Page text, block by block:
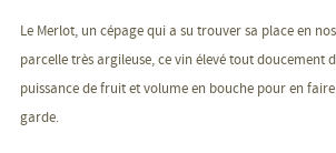
Le Merlot, un cépage qui a su trouver sa place en
parcelle très argileuse, ce vin élevé tout doucement
puissance de fruit et volume en bouche pour en
garde.